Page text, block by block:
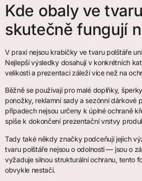
Kde obaly ve
skutečně fungují
V praxi nejsou krabičky ve tvaru polštáře
Nejlepší výsledky dosahují v konkrétních
velikosti a prezentaci záleží více než na
Běžně se používají pro malé doplňky,
ponožky, reklamní sady a sezónní dárkové
případech nejsou určeny k úplné ochraně
spíše k dokončení prezentační vrstvy
Tady také někdy značky podceňují jejich
tvaru polštáře nejsou o odolnosti — jsou o
vyžaduje silnou strukturální ochranu, tento
obvykle nestačí.